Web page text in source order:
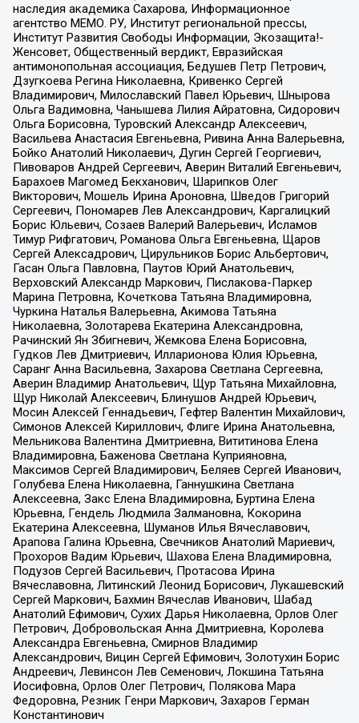
наследия академика Сахарова, Информационное
агентство МЕМО. РУ, Институт региональной прессы,
Институт Развития Свободы Информации, Экозащита!-
Женсовет, Общественный вердикт, Евразийская
антимонопольная ассоциация, Бедушев Петр Петрович,
Дзугкоева Регина Николаевна, Кривенко Сергей
Владимирович, Милославский Павел Юрьевич, Шнырова
Ольга Вадимовна, Чанышева Лилия Айратовна, Сидорович
Ольга Борисовна, Туровский Александр Алексеевич,
Васильева Анастасия Евгеньевна, Ривина Анна Валерьевна,
Бойко Анатолий Николаевич, Дугин Сергей Георгиевич,
Пивоваров Андрей Сергеевич, Аверин Виталий Евгеньевич,
Барахоев Магомед Бекханович, Шарипков Олег
Викторович, Мошель Ирина Ароновна, Шведов Григорий
Сергеевич, Пономарев Лев Александрович, Каргалицкий
Борис Юльевич, Созаев Валерий Валерьевич, Исламов
Тимур Рифгатович, Романова Ольга Евгеньевна, Щаров
Сергей Алексадрович, Цирульников Борис Альбертович,
Гасан Ольга Павловна, Паутов Юрий Анатольевич,
Верховский Александр Маркович, Пислакова-Паркер
Марина Петровна, Кочеткова Татьяна Владимировна,
Чуркина Наталья Валерьевна, Акимова Татьяна
Николаевна, Золотарева Екатерина Александровна,
Рачинский Ян Збигневич, Жемкова Елена Борисовна,
Гудков Лев Дмитриевич, Илларионова Юлия Юрьевна,
Саранг Анна Васильевна, Захарова Светлана Сергеевна,
Аверин Владимир Анатольевич, Щур Татьяна Михайловна,
Щур Николай Алексеевич, Блинушов Андрей Юрьевич,
Мосин Алексей Геннадьевич, Гефтер Валентин Михайлович,
Симонов Алексей Кириллович, Флиге Ирина Анатольевна,
Мельникова Валентина Дмитриевна, Вититинова Елена
Владимировна, Баженова Светлана Куприяновна,
Максимов Сергей Владимирович, Беляев Сергей Иванович,
Голубева Елена Николаевна, Ганнушкина Светлана
Алексеевна, Закс Елена Владимировна, Буртина Елена
Юрьевна, Гендель Людмила Залмановна, Кокорина
Екатерина Алексеевна, Шуманов Илья Вячеславович,
Арапова Галина Юрьевна, Свечников Анатолий Мариевич,
Прохоров Вадим Юрьевич, Шахова Елена Владимировна,
Подузов Сергей Васильевич, Протасова Ирина
Вячеславовна, Литинский Леонид Борисович, Лукашевский
Сергей Маркович, Бахмин Вячеслав Иванович, Шабад
Анатолий Ефимович, Сухих Дарья Николаевна, Орлов Олег
Петрович, Добровольская Анна Дмитриевна, Королева
Александра Евгеньевна, Смирнов Владимир
Александрович, Вицин Сергей Ефимович, Золотухин Борис
Андреевич, Левинсон Лев Семенович, Локшина Татьяна
Иосифовна, Орлов Олег Петрович, Полякова Мара
Федоровна, Резник Генри Маркович, Захаров Герман
Константинович